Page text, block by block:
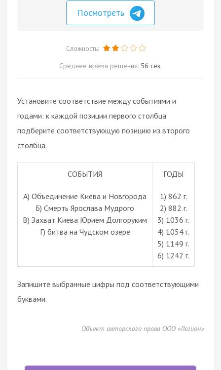
Посмотреть
Сложность:
Среднее время решения: 56 сек.
Установите соответствие между событиями и
годами: к каждой позиции первого столбца
подберите соответствующую позицию из второго
столбца.
СОБЫТИЯ ГОДЫ
А) Объединение Киева и Новгорода
Б) Смерть Ярослава Мудрого
В) Захват Киева Юрием Долгоруким
Г) битва на Чудском озере
1) 862 г.
2) 882 г.
3) 1036 г.
4) 1054 г.
5) 1149 г.
6) 1242 г.
Запишите выбранные цифры под соответствующими
буквами.
Объект авторского права ООО «Легион»